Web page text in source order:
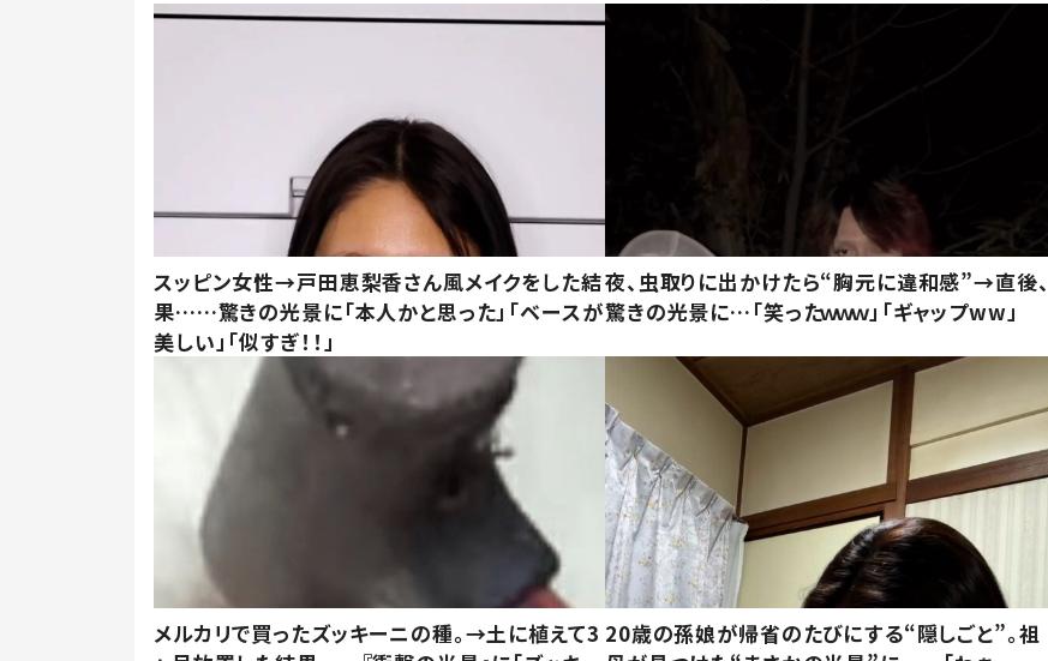
スッピン女性→戸田恵梨香さん風メイクをした結
果……驚きの光景に「本人かと思った」「ベースが
美しい」「似すぎ！！」
夜、虫取りに出かけたら“胸元に違和感”→直後、
驚きの光景に…「笑ったｗｗｗ」「ギャップww」
メルカリで買ったズッキーニの種。→土に植えて3 20歳の孫娘が帰省のたびにする“隠しごと”。祖